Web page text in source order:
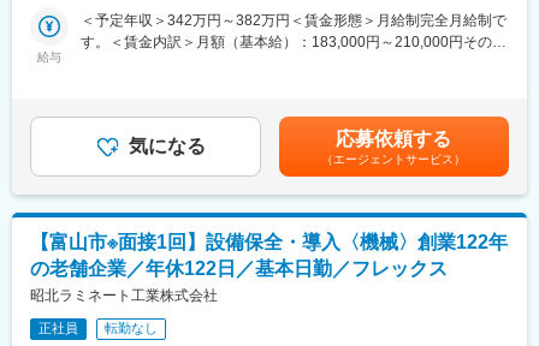
に選択できる体制となりました。
理解し提案いたします。採用後も定期的に学校訪問しアフターフ
ォローを行います。
■業務詳細：
学校の合格発表が行われてから入学するまでの時期である1月頃か
ら5月中頃までが繁忙期となり、この期間はほぼ学校や販売店への
況、お困りごとなどのヒアリングを行いつつ、学校の制服変更の
ための制服・体操服検討会のお手伝いからアフターフォローまで
を同社でサポートしていきます。
※現在月平均、全国20校～30校で制服変更を行っており、拠点ご
との平均では、月1～2校の制服変更の対応を行っております。
※生徒指導の先生や体育教師の方とお話し、「制服以外でも困りご
給与
＜予定年収＞342万円～382万円＜賃金形態＞月給制完全月給制で
す。＜賃金内訳＞月額（基本給）：183,000円～210,000円その他
2,000円～4,000円※過去実績月あたり■賞与：年2回（昨年実績：3
ヶ月分）■その他固定手当：営業手当賃金はあくまでも目安の金額
であり、選考を通じて上下する可能性があります。月給(月額)は固
定手当を含めた表記です。
気になる 応募依頼する
（エージェントサービス）
【富山市※面接1回】設備保全・導入〈機械〉創業122年
の老舗企業／年休122日／基本日勤／フレックス
昭北ラミネート工業株式会社
正社員 転勤なし